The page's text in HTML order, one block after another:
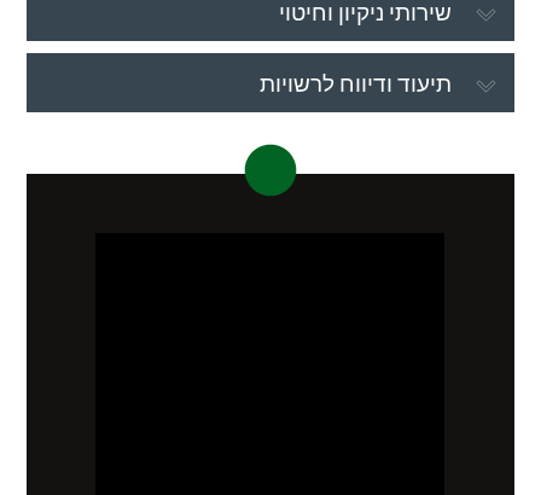
שירותי ניקיון וחיטוי
תיעוד ודיווח לרשויות